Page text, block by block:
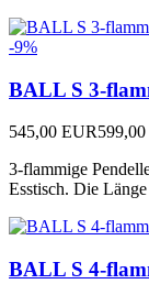
-9%
BALL S 3-
545,00 EUR
3-flammige
Esstisch. Die
BALL S 4-